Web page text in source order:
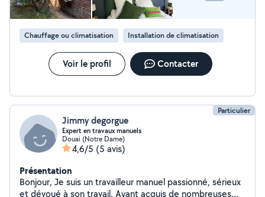
Chauffage ou climatisation Installation de climatisation
Voir le profil Contacter
Particulier
Jimmy degorgue
Expert en travaux manuels
Douai (Notre Dame)
4,6/5 (5 avis)
Présentation
Bonjour, Je suis un travailleur manuel passionné, sérieux
et dévoué à son travail. Ayant acquis de nombreuses